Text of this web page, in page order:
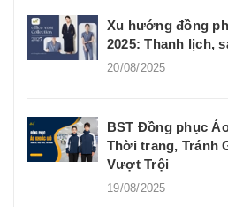
Xu hướng đồng
2025: Thanh lịch,
20/08/2025
BST Đồng phục
Thời trang, Tránh
Vượt Trội
19/08/2025